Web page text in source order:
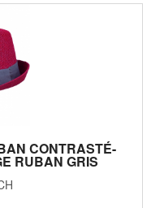
CONTRASTÉ-
RUBAN GRIS